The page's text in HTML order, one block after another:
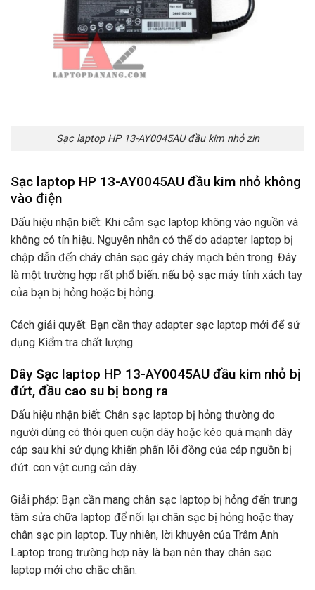
Sạc laptop HP 13-AY0045AU đầu kim nhỏ zin
Sạc laptop HP 13-AY0045AU đầu kim nhỏ không
vào điện
Dấu hiệu nhận biết: Khi cắm sạc laptop không vào nguồn và
không có tín hiệu. Nguyên nhân có thể do adapter laptop bị
chập dẫn đến cháy chân sạc gây cháy mạch bên trong. Đây
là một trường hợp rất phổ biến. nếu bộ sạc máy tính xách tay
của bạn bị hỏng hoặc bị hỏng.
Cách giải quyết: Bạn cần thay adapter sạc laptop mới để sử
dụng Kiểm tra chất lượng.
Dây Sạc laptop HP 13-AY0045AU đầu kim nhỏ bị
đứt, đầu cao su bị bong ra
Dấu hiệu nhận biết: Chân sạc laptop bị hỏng thường do
người dùng có thói quen cuộn dây hoặc kéo quá mạnh dây
cáp sau khi sử dụng khiến phấn lõi đồng của cáp nguồn bị
đứt. con vật cưng cắn dây.
Giải pháp: Bạn cần mang chân sạc laptop bị hỏng đến trung
tâm sửa chữa laptop để nối lại chân sạc bị hỏng hoặc thay
chân sạc pin laptop. Tuy nhiên, lời khuyên của Trâm Anh
Laptop trong trường hợp này là bạn nên thay chân sạc
laptop mới cho chắc chắn.